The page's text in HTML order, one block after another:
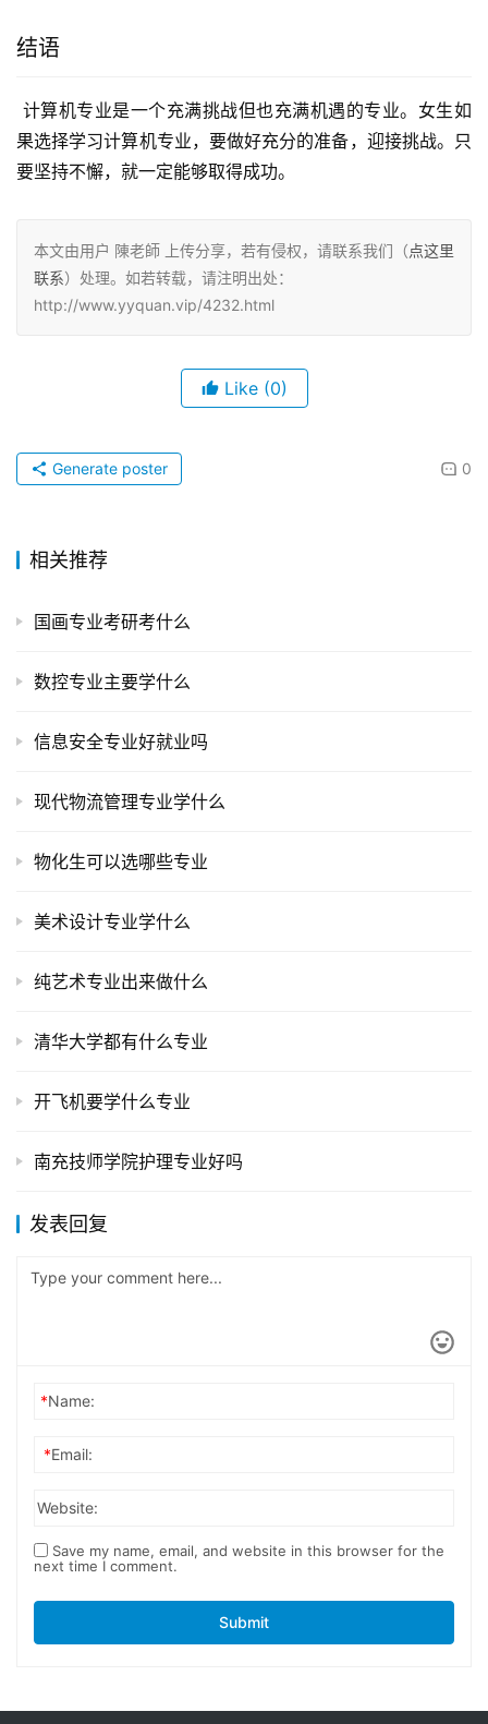
结语
果选择学习计算机专业，要做好充分的准备，迎接挑战。只
要坚持不懈，就一定能够取得成功。
本文由用户 陳老師 上传分享，若有侵权，请联系我们（点这里
联系）处理。如若转载，请注明出处：
http://www.yyquan.vip/4232.html
Like (0)
0
Generate poster
相关推荐
国画专业考研考什么
数控专业主要学什么
信息安全专业好就业吗
现代物流管理专业学什么
物化生可以选哪些专业
美术设计专业学什么
纯艺术专业出来做什么
清华大学都有什么专业
开飞机要学什么专业
南充技师学院护理专业好吗
发表回复
*Name:
*Email:
Website:
Save my name, email, and website in this browser for the
next time I comment.
Submit